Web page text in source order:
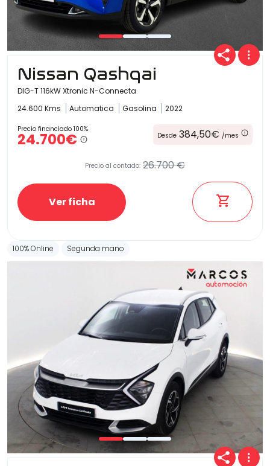
Nissan Qashqai
DIG-T 116kW Xtronic N-Connecta
24.600 Kms
Automatica Gasolina 2022
Precio financiado 100%
24.700€ Desde 384,50€ /mes
Precio al contado: 26.700 €
Ver ficha
100% Online Segunda mano